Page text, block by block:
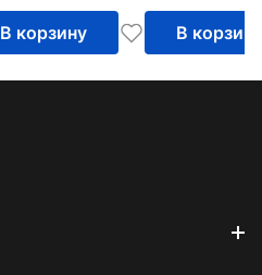
В корзину В корзину